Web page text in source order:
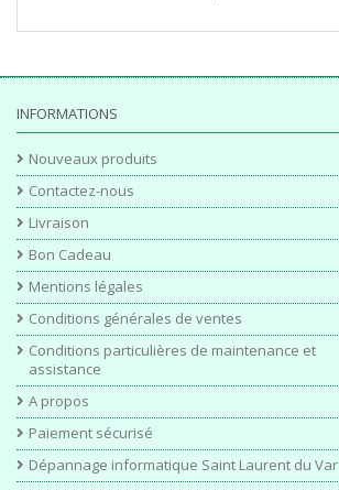
INFORMATIONS
Nouveaux produits
Contactez-nous
Livraison
Bon Cadeau
Mentions légales
Conditions générales de ventes
Conditions particulières de maintenance et
assistance
A propos
Paiement sécurisé
Dépannage informatique Saint Laurent du Var